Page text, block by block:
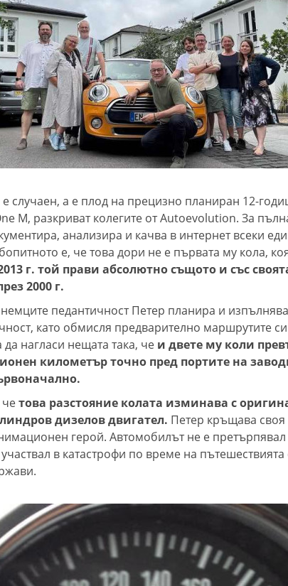
случаен, а е плод на прецизно планиран 12-
M, разкриват колегите от Autoevolution. За
анализира и качва в интернет всеки
е, че това дори не е първата му кола,
г. той прави абсолютно същото и със
2000 г.
педантичност Петер планира и
като обмисля предварително маршрутите
да нагласи нещата така, че и двете му коли
километър точно пред портите на
това разстояние колата изминава с
дизелов двигател. Петер кръщава
герой. Автомобилът не е
в катастрофи по време на пътешествията
БАБХ
кг и
път
По
глоби